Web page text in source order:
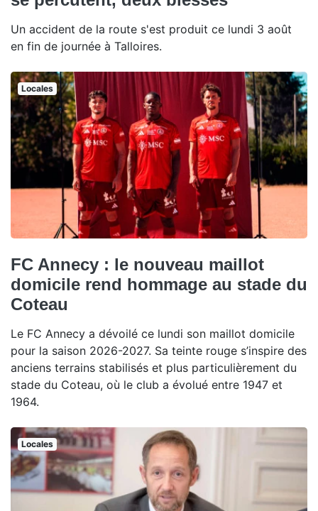
Un accident de la route s'est produit ce lundi 3 août
en fin de journée à Talloires.
Locales
FC Annecy : le nouveau maillot
domicile rend hommage au stade du
Coteau
Le FC Annecy a dévoilé ce lundi son maillot domicile
pour la saison 2026-2027. Sa teinte rouge s’inspire des
anciens terrains stabilisés et plus particulièrement du
stade du Coteau, où le club a évolué entre 1947 et
1964.
Locales